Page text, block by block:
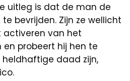
uitleg is dat de man de
bevrijden. Zijn ze wellicht
activeren van het
probeert hij hen te
heldhaftige daad zijn,